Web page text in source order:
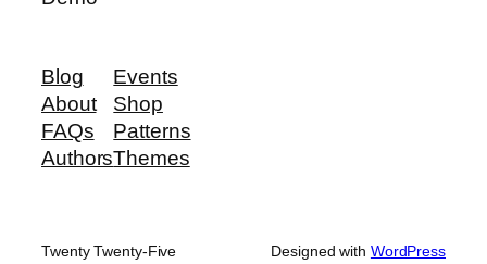
Blog
About
FAQs
Authors
Events
Shop
Patterns
Themes
Twenty Twenty-Five Designed with WordPress